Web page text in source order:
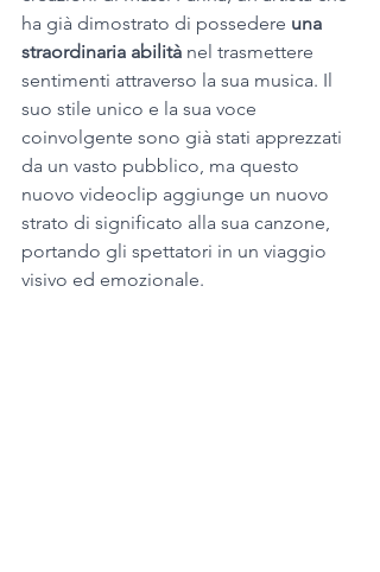
ha già dimostrato di possedere una
straordinaria abilità nel trasmettere
sentimenti attraverso la sua musica. Il
suo stile unico e la sua voce
coinvolgente sono già stati apprezzati
da un vasto pubblico, ma questo
nuovo videoclip aggiunge un nuovo
strato di significato alla sua canzone,
portando gli spettatori in un viaggio
visivo ed emozionale.